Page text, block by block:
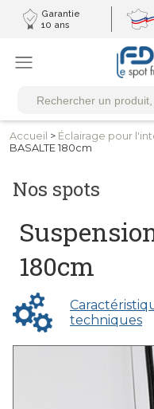
Garantie
10 ans
Accueil > Éclairage pour
BASALTE 180cm
Nos spots
180cm
techniques